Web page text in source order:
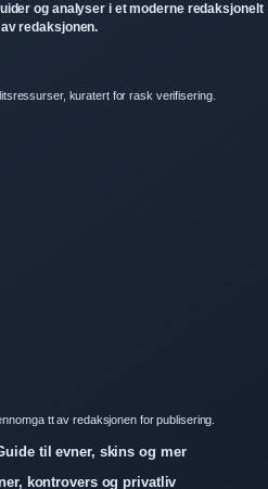
og analyser i et moderne redaksjonelt
redaksjonen.
kuratert for rask verifisering.
tt av redaksjonen for publisering.
til evner, skins og mer
kontrovers og privatliv